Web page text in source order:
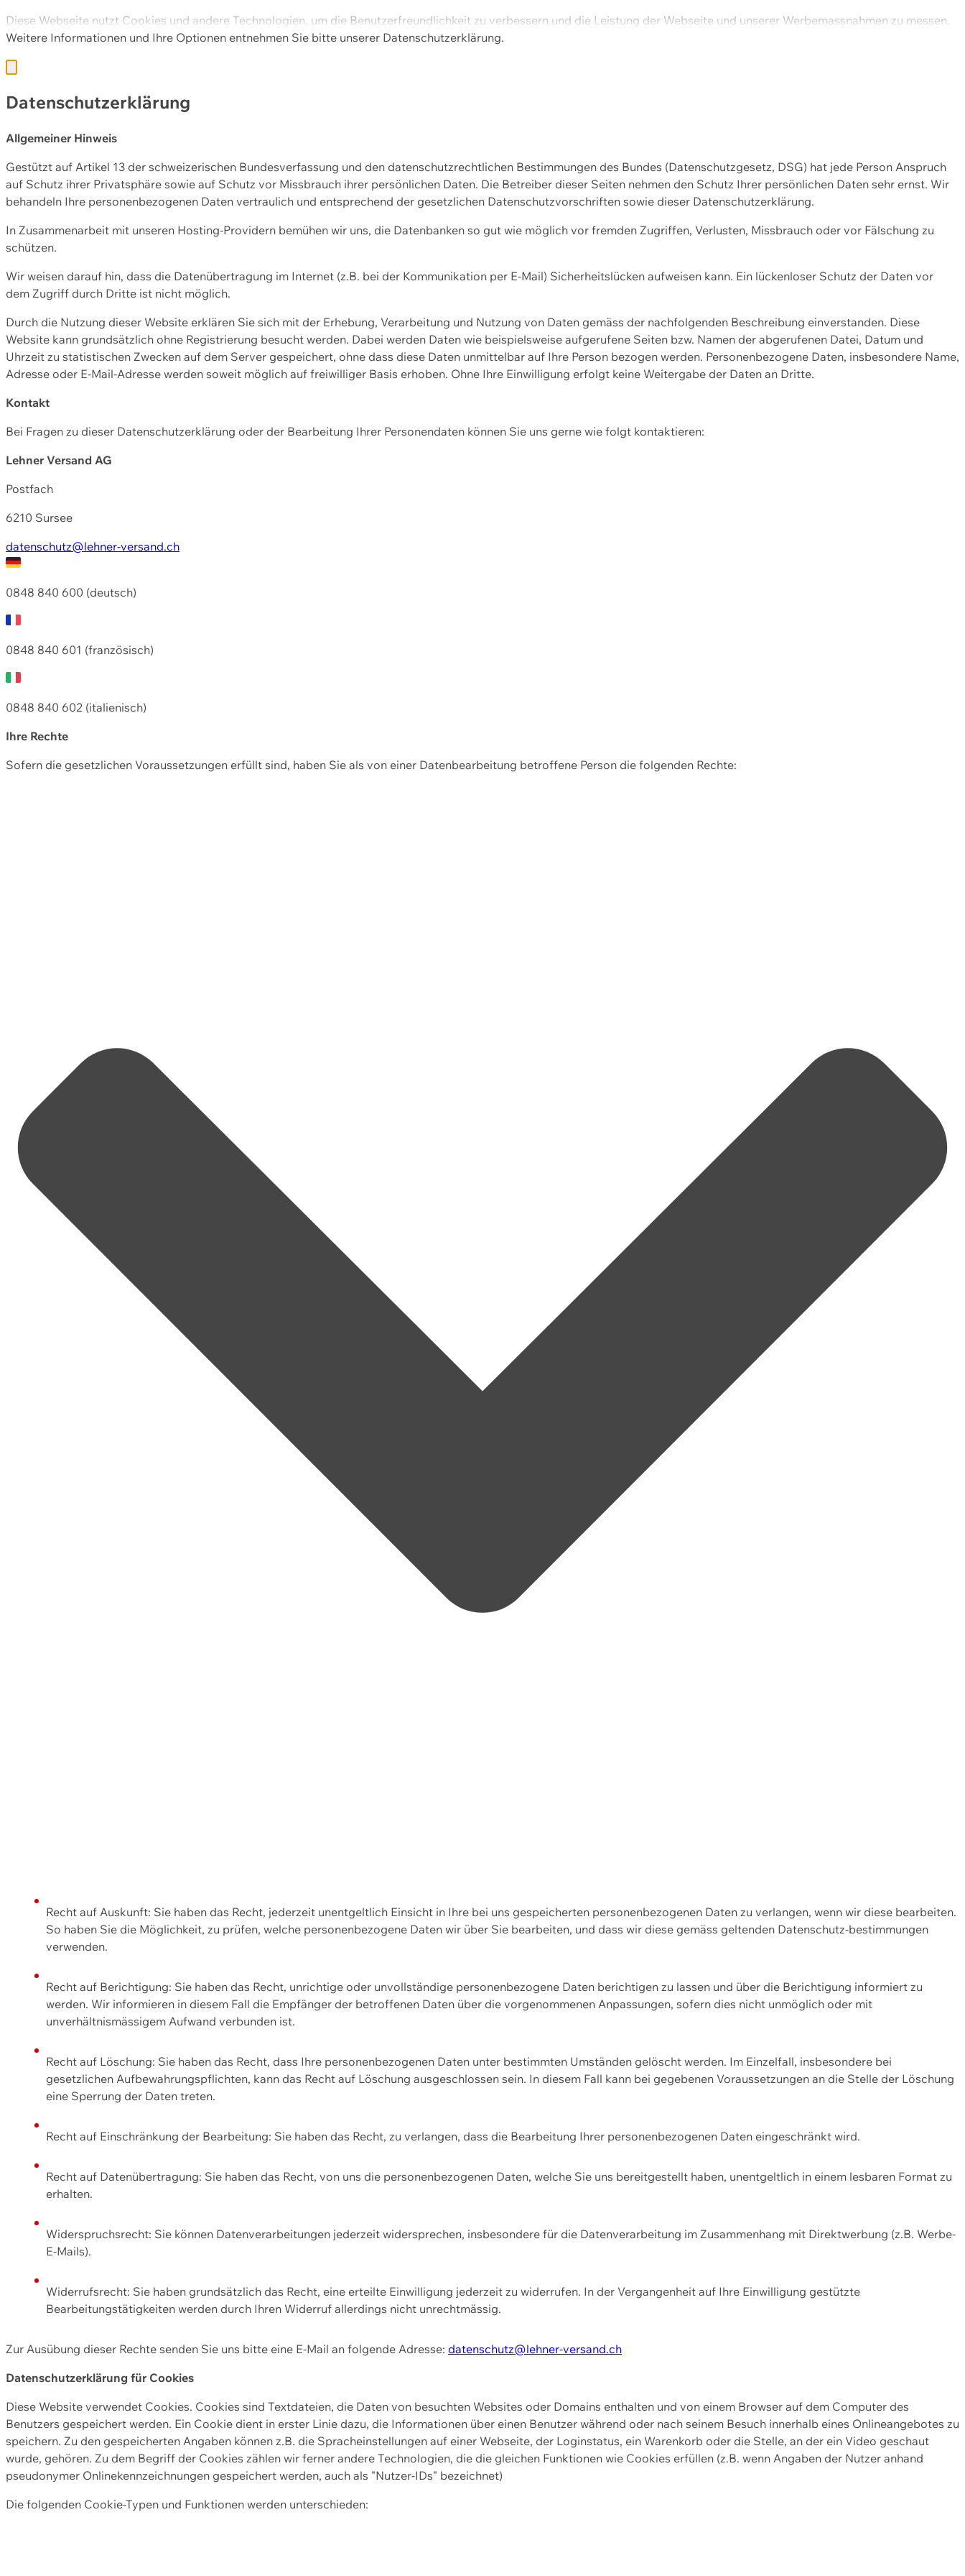
Diese Webseite nutzt Cookies und andere Technologien, um die Benutzerfreundlichkeit zu verbessern und die Leistung der Webseite und unserer Werbemassnahmen zu messen.
Weitere Informationen und Ihre Optionen entnehmen Sie bitte unserer Datenschutzerklärung.
Datenschutzerklärung
Allgemeiner Hinweis
Gestützt auf Artikel 13 der schweizerischen Bundesverfassung und den datenschutzrechtlichen Bestimmungen des Bundes (Datenschutzgesetz, DSG) hat jede Person Anspruch
auf Schutz ihrer Privatsphäre sowie auf Schutz vor Missbrauch ihrer persönlichen Daten. Die Betreiber dieser Seiten nehmen den Schutz Ihrer persönlichen Daten sehr ernst. Wir
behandeln Ihre personenbezogenen Daten vertraulich und entsprechend der gesetzlichen Datenschutzvorschriften sowie dieser Datenschutzerklärung.
In Zusammenarbeit mit unseren Hosting-Providern bemühen wir uns, die Datenbanken so gut wie möglich vor fremden Zugriffen, Verlusten, Missbrauch oder vor Fälschung zu
schützen.
Wir weisen darauf hin, dass die Datenübertragung im Internet (z.B. bei der Kommunikation per E-Mail) Sicherheitslücken aufweisen kann. Ein lückenloser Schutz der Daten vor
dem Zugriff durch Dritte ist nicht möglich.
Durch die Nutzung dieser Website erklären Sie sich mit der Erhebung, Verarbeitung und Nutzung von Daten gemäss der nachfolgenden Beschreibung einverstanden. Diese
Website kann grundsätzlich ohne Registrierung besucht werden. Dabei werden Daten wie beispielsweise aufgerufene Seiten bzw. Namen der abgerufenen Datei, Datum und
Uhrzeit zu statistischen Zwecken auf dem Server gespeichert, ohne dass diese Daten unmittelbar auf Ihre Person bezogen werden. Personenbezogene Daten, insbesondere Name,
Adresse oder E-Mail-Adresse werden soweit möglich auf freiwilliger Basis erhoben. Ohne Ihre Einwilligung erfolgt keine Weitergabe der Daten an Dritte.
Kontakt
Bei Fragen zu dieser Datenschutzerklärung oder der Bearbeitung Ihrer Personendaten können Sie uns gerne wie folgt kontaktieren:
Lehner Versand AG
Postfach
6210 Sursee
datenschutz@lehner-versand.ch
0848 840 600 (deutsch)
0848 840 601 (französisch)
0848 840 602 (italienisch)
Ihre Rechte
Sofern die gesetzlichen Voraussetzungen erfüllt sind, haben Sie als von einer Datenbearbeitung betroffene Person die folgenden Rechte:
Recht auf Auskunft: Sie haben das Recht, jederzeit unentgeltlich Einsicht in Ihre bei uns gespeicherten personenbezogenen Daten zu verlangen, wenn wir diese bearbeiten.
So haben Sie die Möglichkeit, zu prüfen, welche personenbezogene Daten wir über Sie bearbeiten, und dass wir diese gemäss geltenden Datenschutz-bestimmungen
verwenden.
Recht auf Berichtigung: Sie haben das Recht, unrichtige oder unvollständige personenbezogene Daten berichtigen zu lassen und über die Berichtigung informiert zu
werden. Wir informieren in diesem Fall die Empfänger der betroffenen Daten über die vorgenommenen Anpassungen, sofern dies nicht unmöglich oder mit
unverhältnismässigem Aufwand verbunden ist.
Recht auf Löschung: Sie haben das Recht, dass Ihre personenbezogenen Daten unter bestimmten Umständen gelöscht werden. Im Einzelfall, insbesondere bei
gesetzlichen Aufbewahrungspflichten, kann das Recht auf Löschung ausgeschlossen sein. In diesem Fall kann bei gegebenen Voraussetzungen an die Stelle der Löschung
eine Sperrung der Daten treten.
Recht auf Einschränkung der Bearbeitung: Sie haben das Recht, zu verlangen, dass die Bearbeitung Ihrer personenbezogenen Daten eingeschränkt wird.
Recht auf Datenübertragung: Sie haben das Recht, von uns die personenbezogenen Daten, welche Sie uns bereitgestellt haben, unentgeltlich in einem lesbaren Format zu
erhalten.
Widerspruchsrecht: Sie können Datenverarbeitungen jederzeit widersprechen, insbesondere für die Datenverarbeitung im Zusammenhang mit Direktwerbung (z.B. Werbe-
E-Mails).
Widerrufsrecht: Sie haben grundsätzlich das Recht, eine erteilte Einwilligung jederzeit zu widerrufen. In der Vergangenheit auf Ihre Einwilligung gestützte
Bearbeitungstätigkeiten werden durch Ihren Widerruf allerdings nicht unrechtmässig.
Zur Ausübung dieser Rechte senden Sie uns bitte eine E-Mail an folgende Adresse: datenschutz@lehner-versand.ch
Datenschutzerklärung für Cookies
Diese Website verwendet Cookies. Cookies sind Textdateien, die Daten von besuchten Websites oder Domains enthalten und von einem Browser auf dem Computer des
Benutzers gespeichert werden. Ein Cookie dient in erster Linie dazu, die Informationen über einen Benutzer während oder nach seinem Besuch innerhalb eines Onlineangebotes zu
speichern. Zu den gespeicherten Angaben können z.B. die Spracheinstellungen auf einer Webseite, der Loginstatus, ein Warenkorb oder die Stelle, an der ein Video geschaut
wurde, gehören. Zu dem Begriff der Cookies zählen wir ferner andere Technologien, die die gleichen Funktionen wie Cookies erfüllen (z.B. wenn Angaben der Nutzer anhand
pseudonymer Onlinekennzeichnungen gespeichert werden, auch als "Nutzer-IDs" bezeichnet)
Die folgenden Cookie-Typen und Funktionen werden unterschieden: